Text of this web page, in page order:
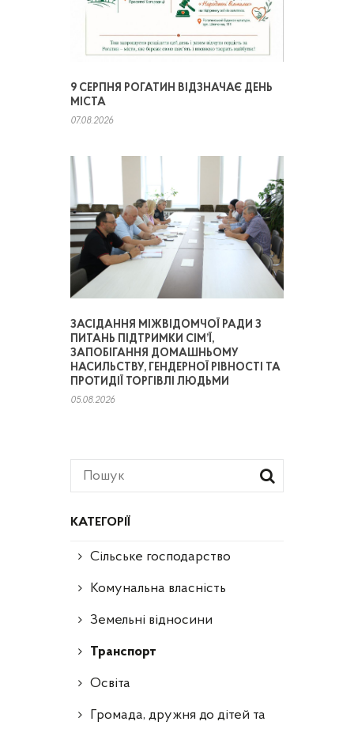
КАТЕГОРІЇ
Сільське господарство
Комунальна власність
Земельні відносини
Транспорт
Освіта
Громада, дружня до дітей та
9 СЕРПНЯ РОГАТИН ВІДЗНАЧАЄ ДЕНЬ
МІСТА
07.08.2026
ЗАСІДАННЯ МІЖВІДОМЧОЇ РАДИ З
ПИТАНЬ ПІДТРИМКИ СІМ’Ї,
ЗАПОБІГАННЯ ДОМАШНЬОМУ
НАСИЛЬСТВУ, ГЕНДЕРНОЇ РІВНОСТІ ТА
ПРОТИДІЇ ТОРГІВЛІ ЛЮДЬМИ
05.08.2026